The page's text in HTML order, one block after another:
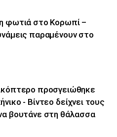
φωτιά στο Κορωπί –
παραμένουν στο
προσγειώθηκε
- Βίντεο δείχνει τους
βουτάνε στη θάλασσα